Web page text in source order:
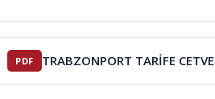
TRABZONPORT TARİFE